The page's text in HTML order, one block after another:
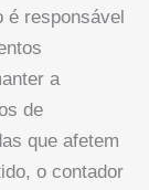
é responsável
a
de
que afetem
o contador